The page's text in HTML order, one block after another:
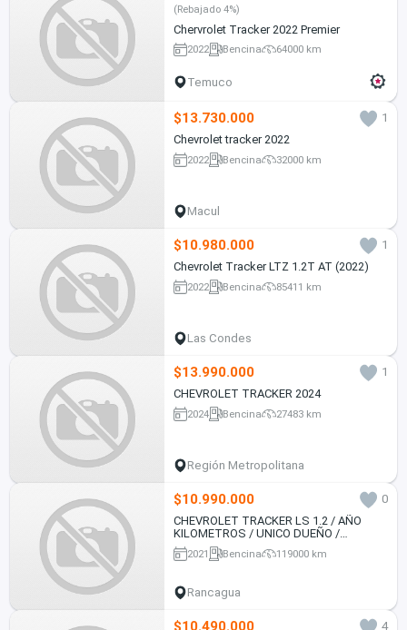
(Rebajado 4%)
Chervrolet Tracker 2022 Premier
2022 Bencina 64000 km
Temuco
$13.730.000
1
Chevrolet tracker 2022
2022 Bencina 32000 km
Macul
$10.980.000
1
Chevrolet Tracker LTZ 1.2T AT (2022)
2022 Bencina 85411 km
Las Condes
$13.990.000
1
CHEVROLET TRACKER 2024
2024 Bencina 27483 km
Región Metropolitana
$10.990.000
0
CHEVROLET TRACKER LS 1.2 / AÑO
KILOMETROS / UNICO DUEÑO /
EXCELENTE ESTADO
2021 Bencina 119000 km
Rancagua
$10.490.000 4